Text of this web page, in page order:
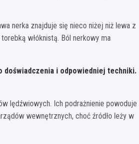
nerka znajduje się nieco niżej niż lewa z
włóknistą. Ból nerkowy ma
doświadczenia i odpowiedniej techniki.
lędźwiowych. Ich podrażnienie powoduje
wewnętrznych, choć źródło leży w